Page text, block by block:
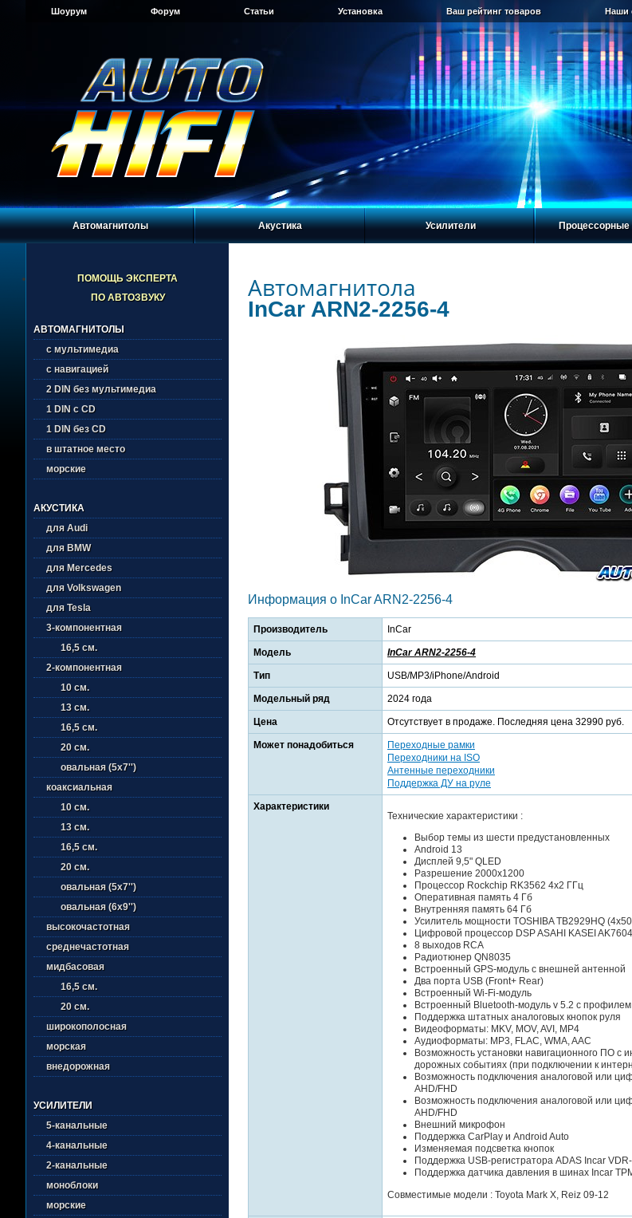
Шоурум Форум Статьи Установка Ваш рейтинг товаров Наши
Автомагнитолы Акустика Усилители Процессорные
ПОМОЩЬ ЭКСПЕРТА
ПО АВТОЗВУКУ
АВТОМАГНИТОЛЫ
с мультимедиа
с навигацией
2 DIN без мультимедиа
1 DIN с CD
1 DIN без CD
в штатное место
морские
АКУСТИКА
для Audi
для BMW
для Mercedes
для Volkswagen
для Tesla
3-компонентная
16,5 см.
2-компонентная
10 см.
13 см.
16,5 см.
20 см.
овальная (5х7'')
коаксиальная
10 см.
13 см.
16,5 см.
20 см.
овальная (5х7'')
овальная (6х9'')
высокочастотная
среднечастотная
мидбасовая
16,5 см.
20 см.
широкополосная
морская
внедорожная
УСИЛИТЕЛИ
5-канальные
4-канальные
2-канальные
моноблоки
морские
Автомагнитола
InCar ARN2-2256-4
Информация о InCar ARN2-2256-4
Производитель InCar
Модель InCar ARN2-2256-4
Тип USB/MP3/iPhone/Android
Модельный ряд 2024 года
Цена Отсутствует в продаже. Последняя цена 32990 руб.
Может понадобиться
Переходные рамки
Переходники на ISO
Антенные переходники
Поддержка ДУ на руле
Характеристики
Технические характеристики :
Выбор темы из шести предустановленных
Android 13
Дисплей 9,5" QLED
Разрешение 2000x1200
Процессор Rockchip RK3562 4x2 ГГц
Оперативная память 4 Гб
Внутренняя память 64 Гб
Усилитель мощности TOSHIBA TB2929HQ
Цифровой процессор DSP ASAHI KASEI AK7604
8 выходов RCA
Радиотюнер QN8035
Встроенный GPS-модуль с внешней антенной
Два порта USB (Front+ Rear)
Встроенный Wi-Fi-модуль
Встроенный Bluetooth-модуль v 5.2 с профилем
Поддержка штатных аналоговых кнопок руля
Видеоформаты: MKV, MOV, AVI, MP4
Аудиоформаты: MP3, FLAC, WMA, AAC
Возможность установки навигационного ПО с
дорожных событиях (при подключении к
Возможность подключения аналоговой или
AHD/FHD
Возможность подключения аналоговой или
AHD/FHD
Внешний микрофон
Поддержка CarPlay и Android Auto
Изменяемая подсветка кнопок
Поддержка USB-регистратора ADAS Incar
Поддержка датчика давления в шинах Incar
Совместимые модели : Toyota Mark X, Reiz 09-12